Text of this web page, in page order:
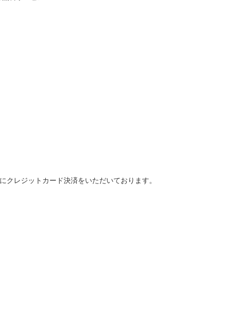
レジットカード決済をいただいております。